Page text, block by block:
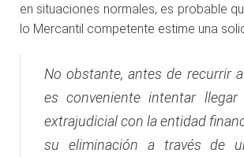
en situaciones normales, es probable
lo Mercantil competente estime una
No obstante, antes de recurrir
es conveniente intentar
extrajudicial con la entidad
su eliminación a través de